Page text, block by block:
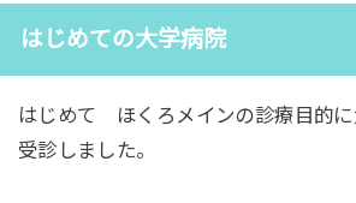
はじめての大学病院
はじめて ほくろメインの診療目的に
受診しました。